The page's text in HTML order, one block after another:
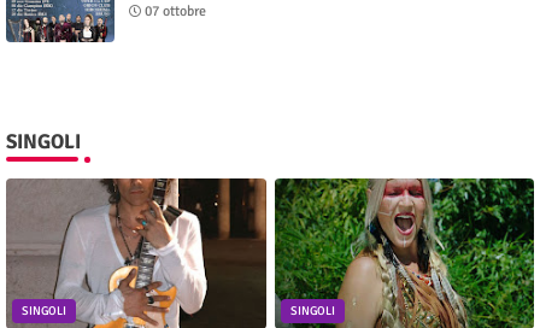
07 ottobre
SINGOLI
SINGOLI SINGOLI